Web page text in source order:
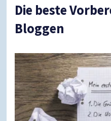
Die beste
Bloggen